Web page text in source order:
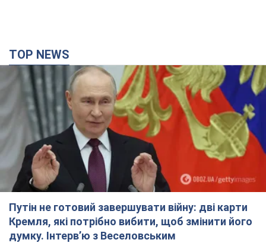
TOP NEWS
Путін не готовий завершувати війну: дві карти
Кремля, які потрібно вибити, щоб змінити його
думку. Інтерв’ю з Веселовським